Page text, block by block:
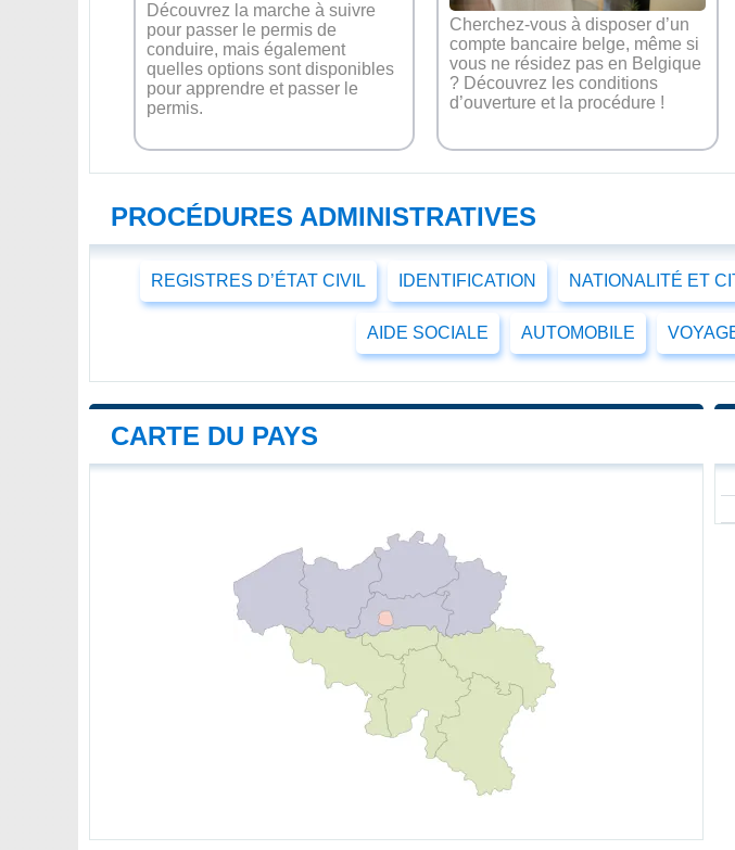
Découvrez la marche à suivre
pour passer le permis de
conduire, mais également
quelles options sont disponibles
pour apprendre et passer le
permis.
Cherchez-vous à disposer d’un
compte bancaire belge, même si
vous ne résidez pas en Belgique
? Découvrez les conditions
d’ouverture et la procédure !
PROCÉDURES ADMINISTRATIVES
REGISTRES D’ÉTAT CIVIL IDENTIFICATION NATIONALITÉ ET
AIDE SOCIALE AUTOMOBILE
CARTE DU PAYS